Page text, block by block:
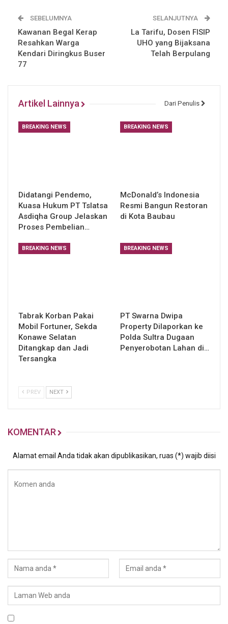
SEBELUMNYA
Kawanan Begal Kerap
Resahkan Warga
Kendari Diringkus Buser
77
SELANJUTNYA
La Tarifu, Dosen FISIP
UHO yang Bijaksana
Telah Berpulang
Artikel Lainnya Dari Penulis
BREAKING NEWS
Didatangi Pendemo,
Kuasa Hukum PT Tslatsa
Asdiqha Group Jelaskan
Proses Pembelian…
BREAKING NEWS
McDonald’s Indonesia
Resmi Bangun Restoran
di Kota Baubau
BREAKING NEWS
Tabrak Korban Pakai
Mobil Fortuner, Sekda
Konawe Selatan
Ditangkap dan Jadi
Tersangka
BREAKING NEWS
PT Swarna Dwipa
Property Dilaporkan ke
Polda Sultra Dugaan
Penyerobotan Lahan di…
PREV NEXT
KOMENTAR
Alamat email Anda tidak akan dipublikasikan, ruas (*) wajib diisi